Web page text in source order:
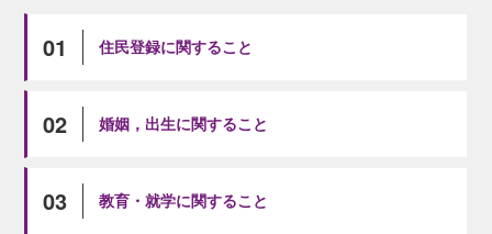
01 住民登録に関すること
02 婚姻，出生に関すること
03 教育・就学に関すること